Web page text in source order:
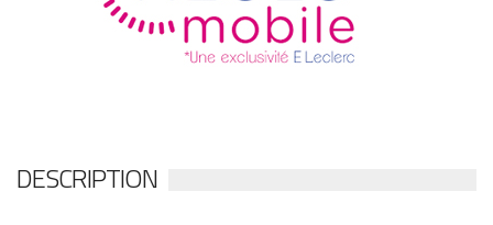
DESCRIPTION